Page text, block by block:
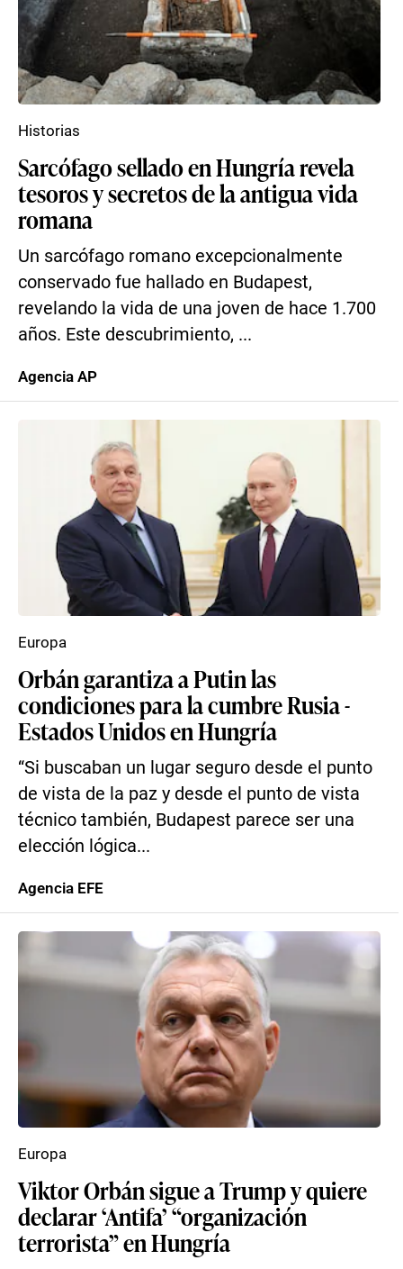
Sarcófago sellado en Hungría revela
tesoros y secretos de la antigua vida
romana
Un sarcófago romano excepcionalmente
conservado fue hallado en Budapest,
revelando la vida de una joven de hace 1.700
años. Este descubrimiento, ...
Historias
Agencia AP
Orbán garantiza a Putin las
condiciones para la cumbre Rusia -
Estados Unidos en Hungría
“Si buscaban un lugar seguro desde el punto
de vista de la paz y desde el punto de vista
técnico también, Budapest parece ser una
elección lógica...
Europa
Agencia EFE
Viktor Orbán sigue a Trump y quiere
declarar ‘Antifa’ “organización
terrorista” en Hungría
Europa